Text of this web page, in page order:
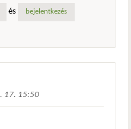
és bejelentkezés
17. 15:50